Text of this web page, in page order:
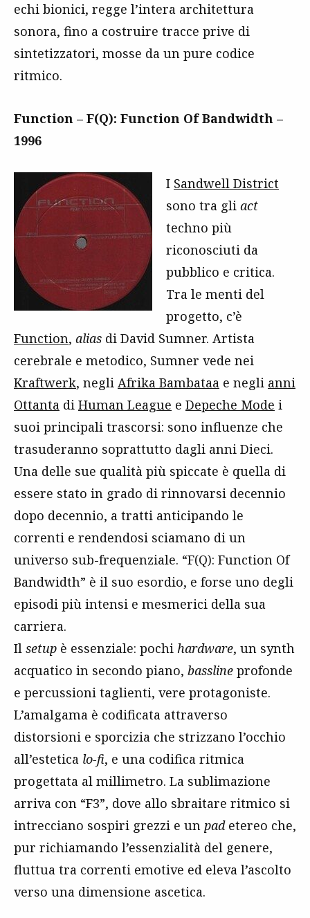
echi bionici, regge l’intera architettura
sonora, fino a costruire tracce prive di
sintetizzatori, mosse da un pure codice
ritmico.
Function – F(Q): Function Of Bandwidth –
1996
I Sandwell District
sono tra gli act
techno più
riconosciuti da
pubblico e critica.
Tra le menti del
progetto, c’è
Function, alias di David Sumner. Artista
cerebrale e metodico, Sumner vede nei
Kraftwerk, negli Afrika Bambataa e negli anni
Ottanta di Human League e Depeche Mode i
suoi principali trascorsi: sono influenze che
trasuderanno soprattutto dagli anni Dieci.
Una delle sue qualità più spiccate è quella di
essere stato in grado di rinnovarsi decennio
dopo decennio, a tratti anticipando le
correnti e rendendosi sciamano di un
universo sub-frequenziale. “F(Q): Function Of
Bandwidth” è il suo esordio, e forse uno degli
episodi più intensi e mesmerici della sua
carriera.
Il setup è essenziale: pochi hardware, un synth
acquatico in secondo piano, bassline profonde
e percussioni taglienti, vere protagoniste.
L’amalgama è codificata attraverso
distorsioni e sporcizia che strizzano l’occhio
all’estetica lo-fi, e una codifica ritmica
progettata al millimetro. La sublimazione
arriva con “F3”, dove allo sbraitare ritmico si
intrecciano sospiri grezzi e un padetereo che,
pur richiamando l’essenzialità del genere,
fluttua tra correnti emotive ed eleva l’ascolto
verso una dimensione ascetica.